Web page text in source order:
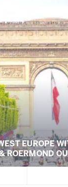
EUROPE
ROERMOND